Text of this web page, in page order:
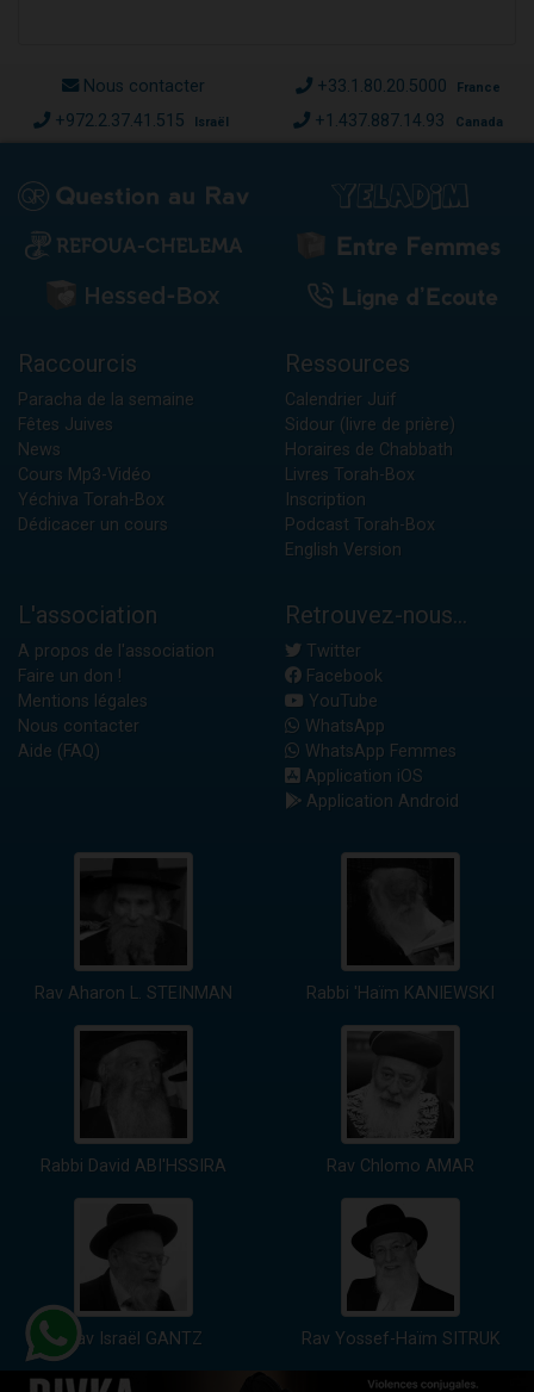
Nous contacter +33.1.80.20.5000 France
+972.2.37.41.515 Israël +1.437.887.14.93 Canada
Raccourcis
Paracha de la semaine
Fêtes Juives
News
Cours Mp3-Vidéo
Yéchiva Torah-Box
Dédicacer un cours
Ressources
Calendrier Juif
Sidour (livre de prière)
Horaires de Chabbath
Livres Torah-Box
Inscription
Podcast Torah-Box
English Version
L'association
A propos de l'association
Faire un don !
Mentions légales
Nous contacter
Aide (FAQ)
Retrouvez-nous...
Twitter
Facebook
YouTube
WhatsApp
WhatsApp Femmes
Application iOS
Application Android
Rav Aharon L. STEINMAN Rabbi 'Haïm KANIEWSKI
Rabbi David ABI'HSSIRA Rav Chlomo AMAR
Rav Israël GANTZ Rav Yossef-Haïm SITRUK